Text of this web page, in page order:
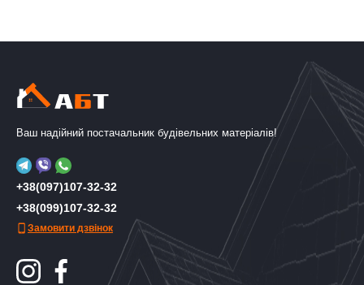
Ваш надійний постачальник будівельних матеріалів!
+38(097)107-32-32
+38(099)107-32-32
Замовити дзвінок